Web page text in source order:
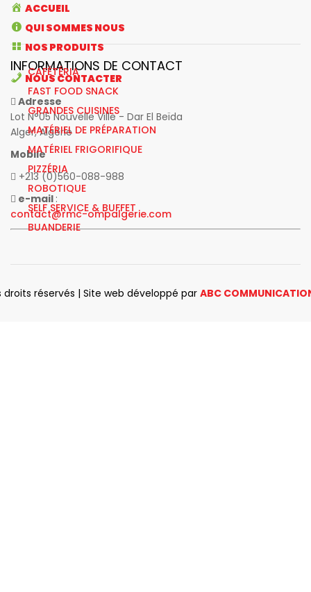
ACCUEIL
QUI SOMMES NOUS
NOS PRODUITS
CAFÉTÉRIA
FAST FOOD SNACK
GRANDES CUISINES
MATÉRIEL DE PRÉPARATION
MATÉRIEL FRIGORIFIQUE
PIZZÉRIA
ROBOTIQUE
SELF SERVICE & BUFFET
BUANDERIE
NOUS CONTACTER
INFORMATIONS DE CONTACT
Adresse
Lot N°05 Nouvelle Ville - Dar El Beïda
Alger, Algérie
Mobile
+213 (0)560-088-988
e-mail :
contact@rmc-ompalgerie.com
droits réservés | Site web développé par ABC